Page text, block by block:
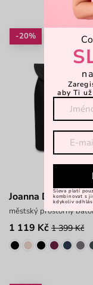
-20%
Joanna Diamond
městský prostorný
1 119 Kč 1 399 Kč
aby Ti
Sleva platí
kombinovat s
kdykoliv